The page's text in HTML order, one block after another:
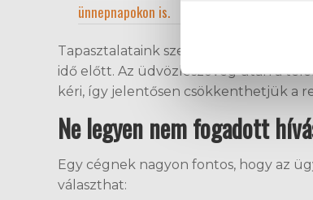
ünnepnapokon is.
Tapasztalataink szerint az
idő előtt. Az üdvözlőszöveg után a
kéri, így jelentősen csökkenthetjük a
Ne legyen nem fogadott
Egy cégnek nagyon fontos, hogy az
választhat: